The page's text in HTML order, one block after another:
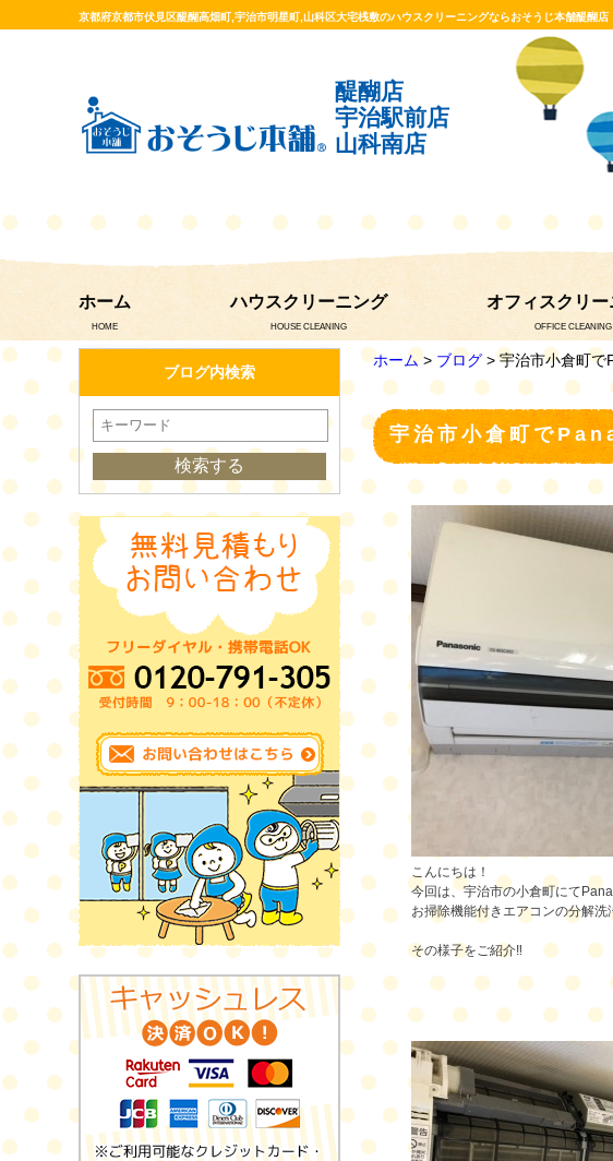
京都府京都市伏見区醍醐高畑町,宇治市明星町,山科区大宅桟敷のハウスクリーニングならおそうじ本舗醍醐店
醍醐店
宇治駅前店
山科南店
ホーム
HOME
ハウスクリーニング
HOUSE CLEANING
オフィスクリー
OFFICE CLEANING
ホーム> ブログ > 宇治市小倉町で
宇治市小倉町で
こんにちは！
今回は、宇治市の小倉町にて
お掃除機能付きエアコンの分解洗
その様子をご紹介‼️
ブログ内検索